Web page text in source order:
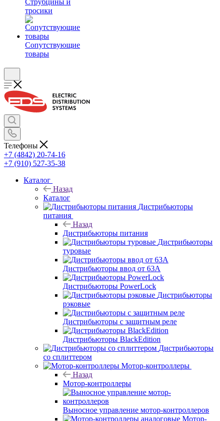
Струбцины и
тросики
Сопутствующие
товары
Телефоны
+7 (4842) 20-74-16
+7 (910) 527-35-38
Каталог
Назад
Каталог
Дистрибьюторы
питания
Назад
Дистрибьюторы питания
Дистрибьюторы
туровые
Дистрибьюторы ввод от 63A
Дистрибьюторы PowerLock
Дистрибьюторы
рэковые
Дистрибьюторы с защитным реле
Дистрибьюторы BlackEdition
Дистрибьюторы
со сплиттером
Мотор-контроллеры
Назад
Мотор-контроллеры
Выносное управление мотор-контроллеров
Мотор-